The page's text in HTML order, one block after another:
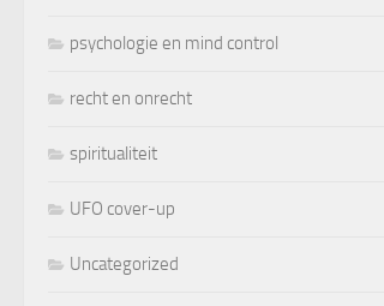
psychologie en mind control
recht en onrecht
spiritualiteit
UFO cover-up
Uncategorized